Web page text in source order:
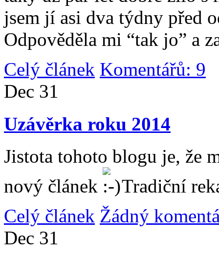
jsem jí asi dva týdny před
Odpověděla mi “tak jo” a
Celý článek Komentářů: 9
Dec 31
Uzávěrka roku 2014
Jistota tohoto blogu je, že
nový článek
Tradiční
Celý článek Žádný
Dec 31